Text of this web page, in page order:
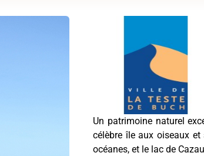
Un patrimoine naturel
célèbre île aux oiseaux
océanes, et le lac de